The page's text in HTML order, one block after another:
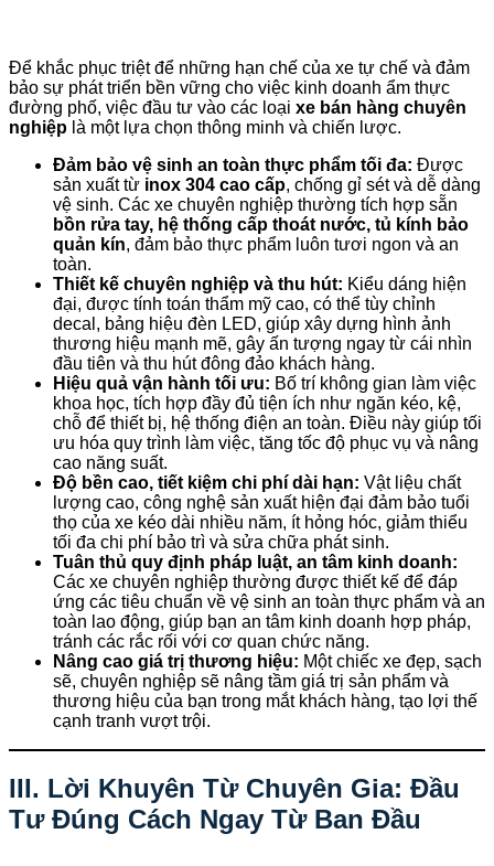
Để khắc phục triệt để những hạn chế của xe tự chế và đảm
bảo sự phát triển bền vững cho việc kinh doanh ẩm thực
đường phố, việc đầu tư vào các loại xe bán hàng chuyên
nghiệp là một lựa chọn thông minh và chiến lược.
Đảm bảo vệ sinh an toàn thực phẩm tối đa: Được
sản xuất từ inox 304 cao cấp, chống gỉ sét và dễ dàng
vệ sinh. Các xe chuyên nghiệp thường tích hợp sẵn
bồn rửa tay, hệ thống cấp thoát nước, tủ kính bảo
quản kín, đảm bảo thực phẩm luôn tươi ngon và an
toàn.
Thiết kế chuyên nghiệp và thu hút: Kiểu dáng hiện
đại, được tính toán thẩm mỹ cao, có thể tùy chỉnh
decal, bảng hiệu đèn LED, giúp xây dựng hình ảnh
thương hiệu mạnh mẽ, gây ấn tượng ngay từ cái nhìn
đầu tiên và thu hút đông đảo khách hàng.
Hiệu quả vận hành tối ưu: Bố trí không gian làm việc
khoa học, tích hợp đầy đủ tiện ích như ngăn kéo, kệ,
chỗ để thiết bị, hệ thống điện an toàn. Điều này giúp tối
ưu hóa quy trình làm việc, tăng tốc độ phục vụ và nâng
cao năng suất.
Độ bền cao, tiết kiệm chi phí dài hạn: Vật liệu chất
lượng cao, công nghệ sản xuất hiện đại đảm bảo tuổi
thọ của xe kéo dài nhiều năm, ít hỏng hóc, giảm thiểu
tối đa chi phí bảo trì và sửa chữa phát sinh.
Tuân thủ quy định pháp luật, an tâm kinh doanh:
Các xe chuyên nghiệp thường được thiết kế để đáp
ứng các tiêu chuẩn về vệ sinh an toàn thực phẩm và an
toàn lao động, giúp bạn an tâm kinh doanh hợp pháp,
tránh các rắc rối với cơ quan chức năng.
Nâng cao giá trị thương hiệu: Một chiếc xe đẹp, sạch
sẽ, chuyên nghiệp sẽ nâng tầm giá trị sản phẩm và
thương hiệu của bạn trong mắt khách hàng, tạo lợi thế
cạnh tranh vượt trội.
III. Lời Khuyên Từ Chuyên Gia: Đầu
Tư Đúng Cách Ngay Từ Ban Đầu